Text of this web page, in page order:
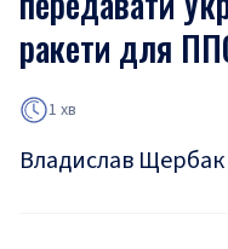
ракети для
1 хв
Владислав Щербак